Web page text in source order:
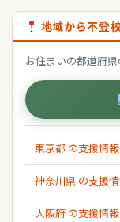
地域から不登
お住まいの都道府
東京都 の支援情報
神奈川県 の支援
大阪府 の支援情報